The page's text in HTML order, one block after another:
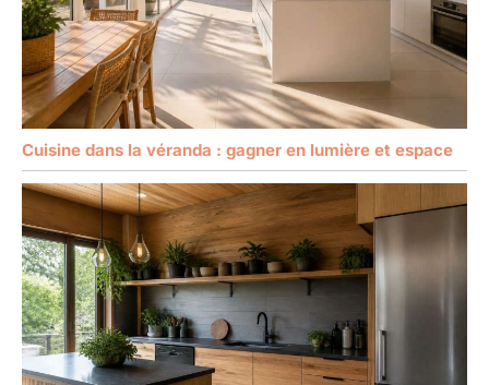
Cuisine dans la véranda : gagner en lumière et espace